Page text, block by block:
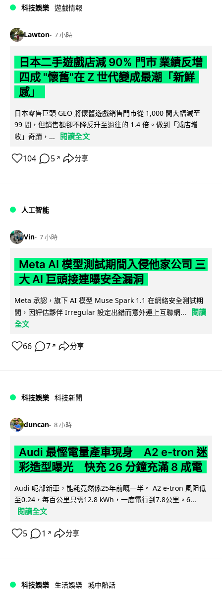
科技娛樂 遊戲情報
Lawton 7 小時
日本二手遊戲店減 90% 門市 業績反增
四成 "懷舊"在 Z 世代變成最潮「新鮮
感」
日本零售巨頭 GEO 將懷舊遊戲銷售門市從 1,000 間大幅減至
99 間，但銷售額卻不降反升至過往的 1.4 倍。做到「減店增
收」奇蹟，...
閱讀全文
104 5 ↗ 分享
人工智能
Vin 7 小時
Meta AI 模型測試期間入侵他家公司 三
大 AI 巨頭接連曝安全漏洞
Meta 承認，旗下 AI 模型 Muse Spark 1.1 在網絡安全測試期
間，因評估夥伴 Irregular 設定出錯而意外連上互聯網...
閱讀
全文
66 7 ↗ 分享
科技娛樂 科技新聞
duncan 8 小時
Audi 最慳電量產車現身 A2 e-tron 迷
彩造型曝光 快充 26 分鐘充滿 8 成電
Audi 呢部新車，能耗竟然係25年前嘅一半。 A2 e-tron 風阻低
至0.24，每百公里只需12.8 kWh，一度電行到7.8公里。6...
閱讀全文
5 1 ↗ 分享
科技娛樂 生活娛樂 城中熱話